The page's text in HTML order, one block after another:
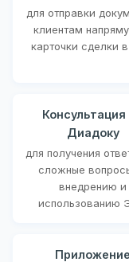
для отправки
клиентам
карточки сделки в
Консультация
Диадоку
для получения
сложные
внедрению и
использованию
Приложение